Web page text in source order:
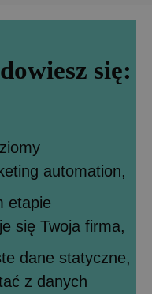
się:
automation,
etapie
się Twoja firma,
dane statyczne,
z danych